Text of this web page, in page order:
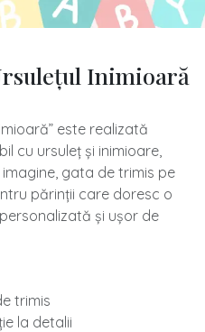
Inimioară
este realizată
cu ursuleț și inimioare,
gata de trimis pe
părinții care doresc o
și ușor de
trimis
la detalii